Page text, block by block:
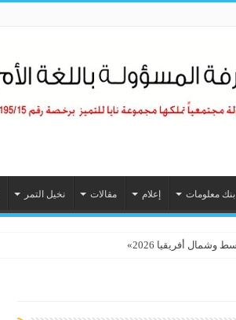
بنك معلومات إعلام مقالات نخيل التمر